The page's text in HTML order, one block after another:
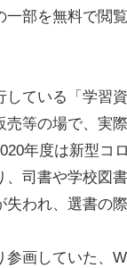
一部を無料で閲覧
ている「学習
売等の場で、実
年度は新型コ
、司書や学校図
われ、選書の
画していた、